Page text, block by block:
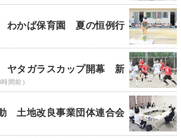
わかば保育園 夏の恒例行
ヤタガラスカップ開幕 新
時間前）
土地改良事業団体連合会